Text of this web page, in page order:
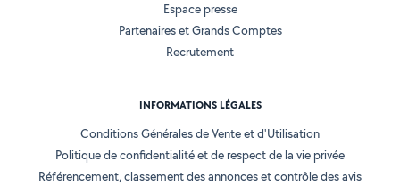
Espace presse
Partenaires et Grands Comptes
Recrutement
INFORMATIONS LÉGALES
Conditions Générales de Vente et d'Utilisation
Politique de confidentialité et de respect de la vie privée
Référencement, classement des annonces et contrôle des avis